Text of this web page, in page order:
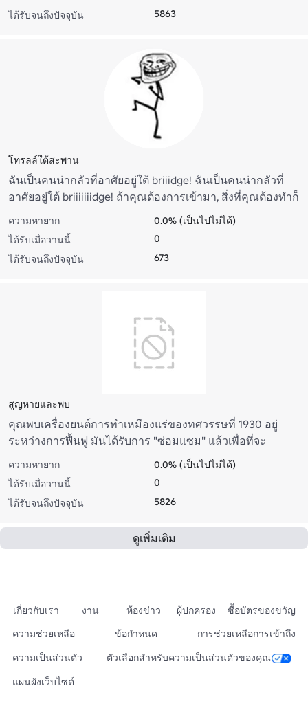
ได้รับจนถึงปัจจุบัน
5863
โทรลล์ใต้สะพาน
ฉันเป็นคนน่ากลัวที่อาศัยอยู่ใต้ briiidge! ฉันเป็นคนน่ากลัวที่
อาศัยอยู่ใต้ briiiiiiidge! ถ้าคุณต้องการเข้ามา, สิ่งที่คุณต้องทําก็
คือ... สิ่งที่คุณต้องทําคือ thiiiiiisss... โพสต์สิ่งนี้ในความคิดเห็น
ความหายาก
0.0% (เป็นไปไม่ได้)
ได้รับเมื่อวานนี้
0
ได้รับจนถึงปัจจุบัน
673
สูญหายและพบ
คุณพบเครื่องยนต์การทําเหมืองแร่ของทศวรรษที่ 1930 อยู่
ระหว่างการฟื้นฟู มันได้รับการ "ซ่อมแซม" แล้วเพื่อที่จะ
สามารถสตาร์ทได้! อย่างไรก็ตามงานจํานวนมากยังต้องทําเพื่อ
ความหายาก
0.0% (เป็นไปไม่ได้)
ได้รับเมื่อวานนี้
0
ได้รับจนถึงปัจจุบัน
5826
ดูเพิ่มเติม
เกี่ยวกับเรา งาน ห้องข่าว ผู้ปกครอง
ซื้อบัตรของขวัญ
ความช่วยเหลือ
ข้อกำหนด
การช่วยเหลือการเข้าถึง
ความเป็นส่วนตัว
ตัวเลือกสำหรับความเป็นส่วนตัวของคุณ
แผนผังเว็บไซต์